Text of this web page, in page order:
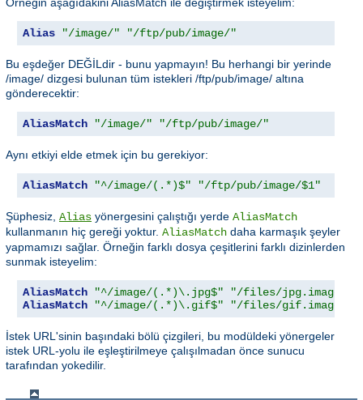
Alias "/image/" "/ftp/pub/image/"
Bu eşdeğer DEĞİLdir - bunu yapmayın! Bu herhangi bir yerinde
/image/ dizgesi bulunan tüm istekleri /ftp/pub/image/ altına
gönderecektir:
AliasMatch "/image/" "/ftp/pub/image/"
Aynı etkiyi elde etmek için bu gerekiyor:
AliasMatch "^/image/(.*)$" "/ftp/pub/image/$1"
Şüphesiz, Alias yönergesini çalıştığı yerde AliasMatch
kullanmanın hiç gereği yoktur. AliasMatch daha karmaşık şeyler
yapmamızı sağlar. Örneğin farklı dosya çeşitlerini farklı dizinlerden
sunmak isteyelim:
AliasMatch "^/image/(.*)\.jpg$"
"/files/jpg.images/
AliasMatch
"^/image/(.*)\.gif$" "/files/gif.images/
İstek URL'sinin başındaki bölü çizgileri, bu modüldeki yönergeler
istek URL-yolu ile eşleştirilmeye çalışılmadan önce sunucu
tarafından yokedilir.